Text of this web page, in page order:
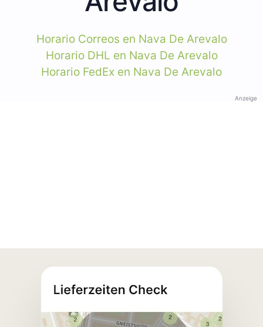
Horario Correos en Nava De Arevalo
Horario DHL en Nava De Arevalo
Horario FedEx en Nava De Arevalo
Anzeige